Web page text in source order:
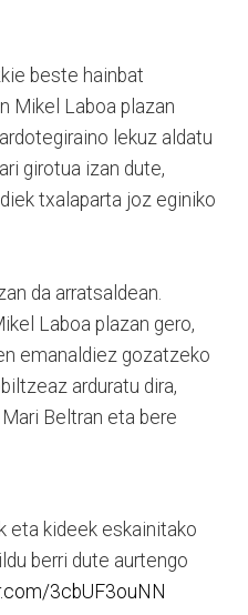
beste hainbat
Mikel Laboa plazan
lekuz aldatu
girotua izan dute,
txalaparta joz eginiko
da arratsaldean.
Laboa plazan gero,
emanaldiez gozatzeko
arduratu dira,
Beltran eta bere
eta kideek eskainitako
berri dute aurtengo
3cbUF3ouNN